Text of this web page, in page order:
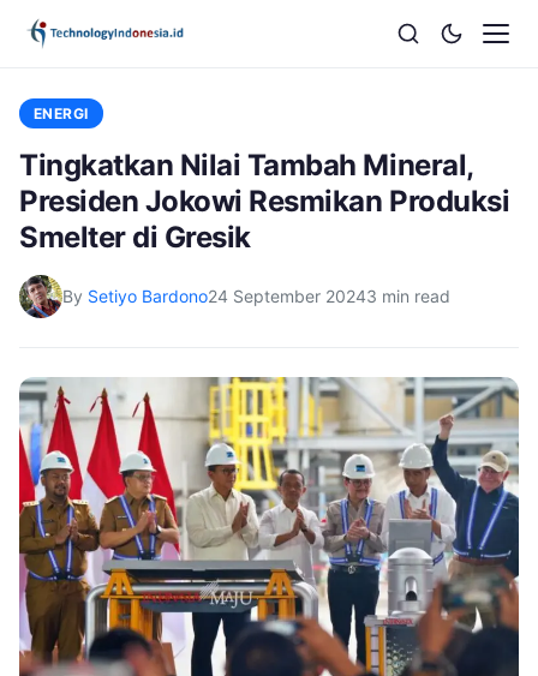
ENERGI
Tingkatkan Nilai Tambah Mineral,
Presiden Jokowi Resmikan Produksi
Smelter di Gresik
By Setiyo Bardono24 September 20243 min read